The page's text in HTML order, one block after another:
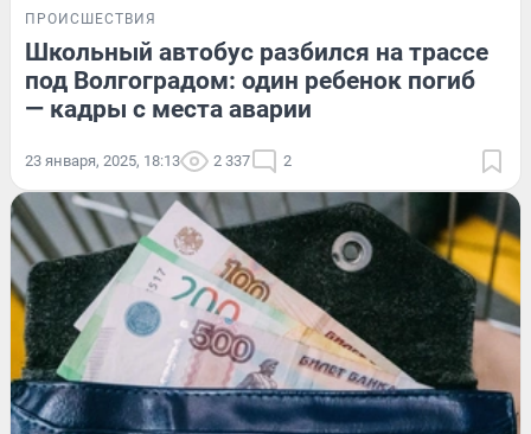
ПРОИСШЕСТВИЯ
Школьный автобус разбился на трассе
под Волгоградом: один ребенок погиб
— кадры с места аварии
23 января, 2025, 18:13 2 337 2